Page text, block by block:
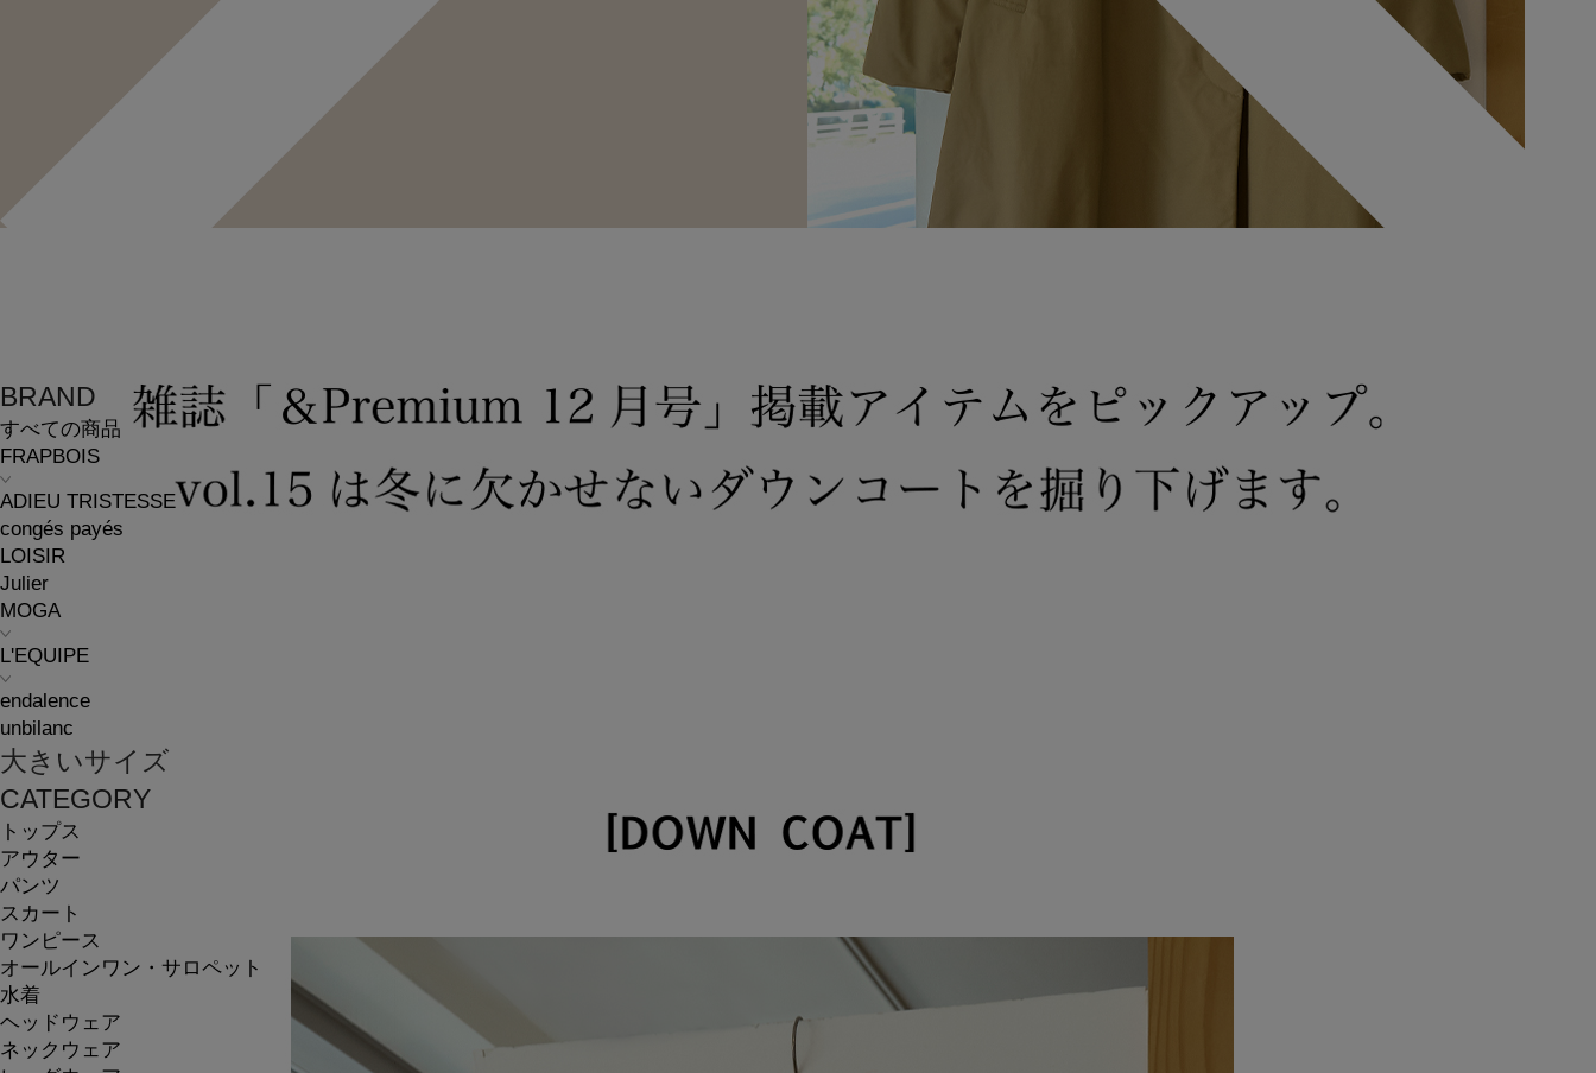
BRAND
すべての商品
FRAPBOIS
ADIEU TRISTESSE
congés payés
LOISIR
Julier
MOGA
L'EQUIPE
endalence
unbilanc
大きいサイズ
CATEGORY
トップス
アウター
パンツ
スカート
ワンピース
オールインワン・サロペット
水着
ヘッドウェア
ネックウェア